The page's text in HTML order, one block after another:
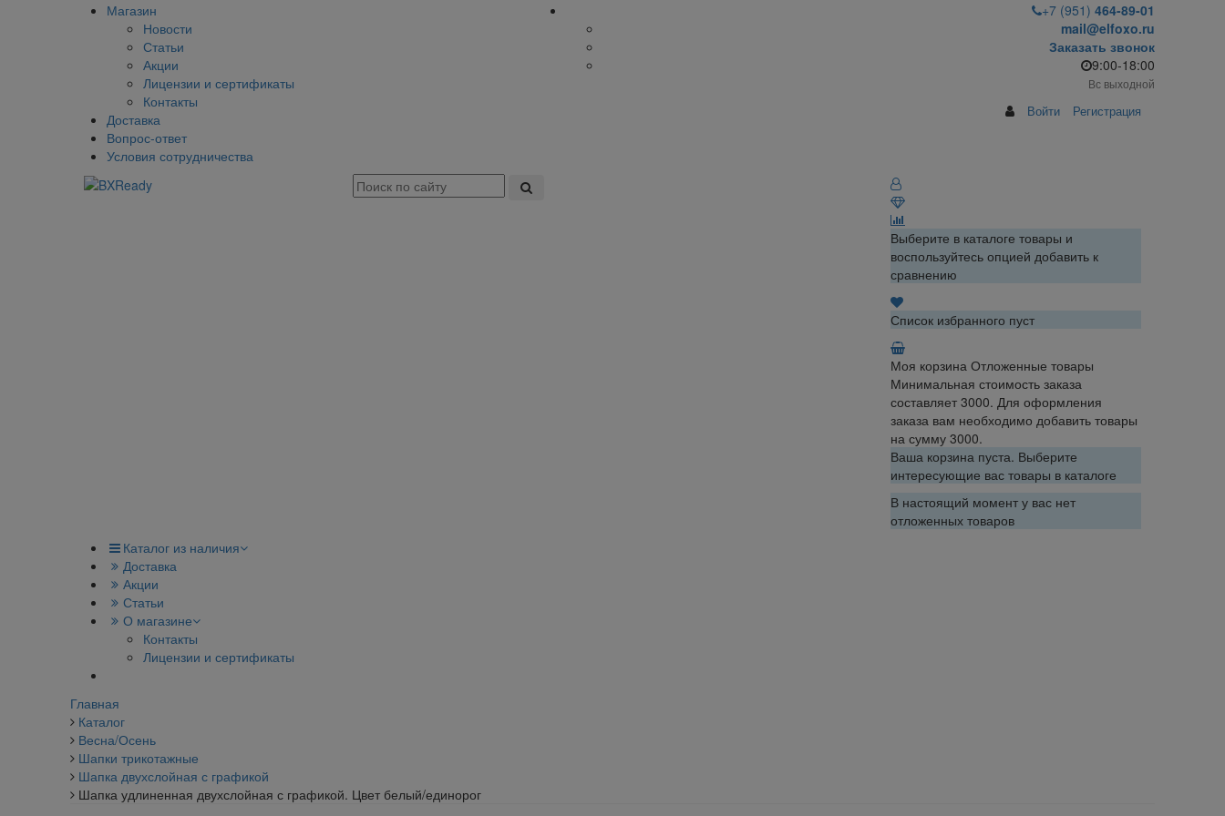
Магазин
Новости
Статьи
Акции
Лицензии и сертификаты
Контакты
Доставка
Вопрос-ответ
Условия сотрудничества
+7 (951) 464-89-01
mail@elfoxo.ru
Заказать звонок
9:00-18:00
Вс выходной
Войти Регистрация
Выберите в каталоге товары и
воспользуйтесь опцией добавить к
сравнению
Список избранного пуст
Моя корзина Отложенные товары
Минимальная стоимость заказа
составляет 3000. Для оформления
заказа вам необходимо добавить товары
на сумму 3000.
Ваша корзина пуста. Выберите
интересующие вас товары в каталоге
В настоящий момент у вас нет
отложенных товаров
Каталог из наличия
Доставка
Акции
Статьи
О магазине
Контакты
Лицензии и сертификаты
Главная
Каталог
Весна/Осень
Шапки трикотажные
Шапка двухслойная с графикой
Шапка удлиненная двухслойная с графикой. Цвет белый/единорог